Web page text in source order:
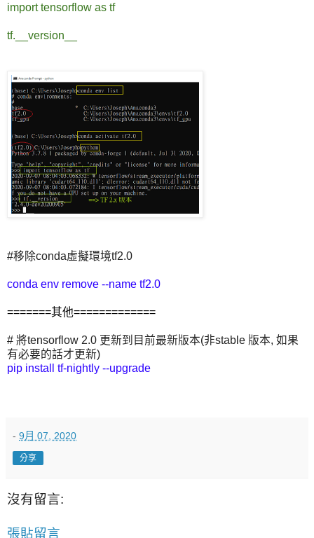
import tensorflow as tf
tf.__version__
#移除conda虛擬環境tf2.0
conda env remove --name tf2.0
=======其他=============
# 將tensorflow 2.0 更新到目前最新版本(非stable 版本, 如果
有必要的話才更新)
pip install tf-nightly --upgrade
- 9月 07, 2020
分享
沒有留言:
張貼留言